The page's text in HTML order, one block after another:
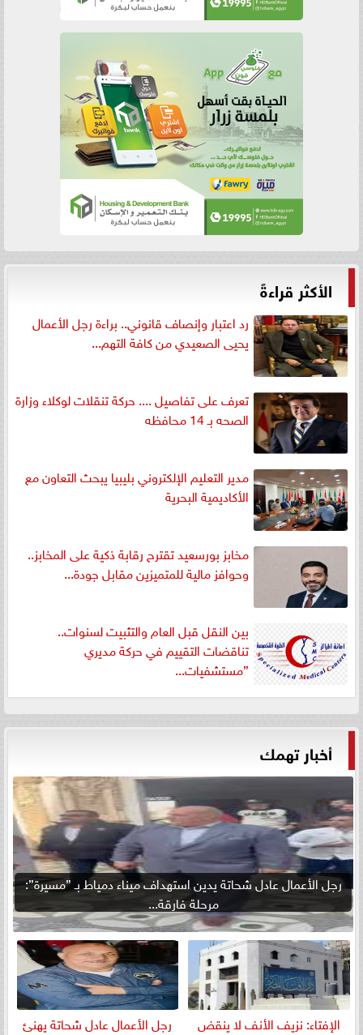
الأكثر قراءةً
رد اعتبار وإنصاف قانوني.. براءة رجل الأعمال
يحيى الصعيدي من كافة التهم...
تعرف على تفاصيل .... حركة تنقلات لوكلاء وزارة
الصحه بـ 14 محافظه
مدير التعليم الإلكتروني بليبيا يبحث التعاون مع
الأكاديمية البحرية
مخابز بورسعيد تقترح رقابة ذكية على المخابز..
وحوافز مالية للمتميزين مقابل جودة...
بين النقل قبل العام والتثبيت لسنوات..
تناقضات التقييم في حركة مديري
”مستشفيات...
أخبار تهمك
رجل الأعمال عادل شحاتة يدين استهداف ميناء دمياط بـ ”مسيرة”:
مرحلة فارقة...
الإفتاء: نزيف الأنف لا ينقض
رجل الأعمال عادل شحاتة يهنئ